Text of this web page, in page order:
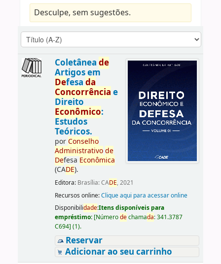
Desculpe, sem sugestões.
Coletânea de
Artigos em
Defesa da
Concorrência e
Direito
Econômico:
Estudos
Teóricos.
porConselho
Administrativo de
Defesa Econômica
(CADE).
Editora: Brasília: CADE, 2021
Recursos online:Clique aqui para acessar online
Disponibilidade:Itens disponíveis para
empréstimo: [Númerodechamada:341.3787
C694] (1).
Reservar
Adicionar ao seu carrinho